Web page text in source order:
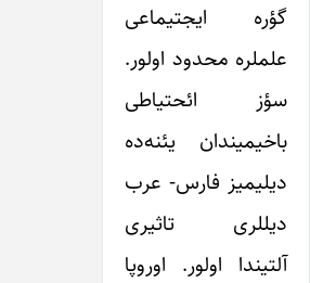
گؤره ایجتیماعی
علملره محدود اولور.
سؤز ائحتیاطی
باخیمیندان یئنه‌ده
دیلیمیز فارس- عرب
دیللری تاثیری
آلتیندا اولور. اوروپا